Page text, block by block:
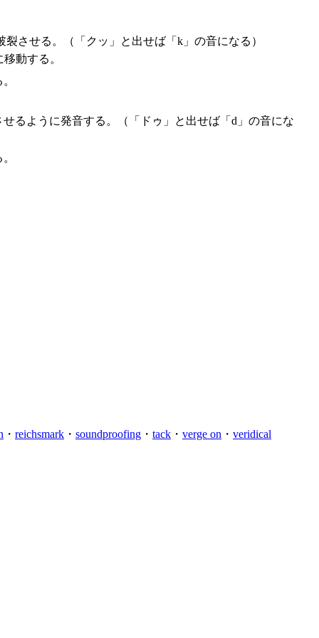
させる。（「クッ」と出せば「k」の音になる）
動する。
るように発音する。（「ドゥ」と出せば「d」の音にな
・ reichsmark ・ soundproofing ・ tack ・ verge on ・ veridical